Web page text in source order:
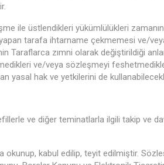
ile üstlendikleri yükümlülükleri
tarafa ihtarname çekmemesi ve/
Taraflarca zımni olarak değiştirildiği
ve/veya sözleşmeyi
yasal hak ve yetkilerini de
ve diğer teminatlarla ilgili takip ve
kabul edilip, teyit edilmiştir.